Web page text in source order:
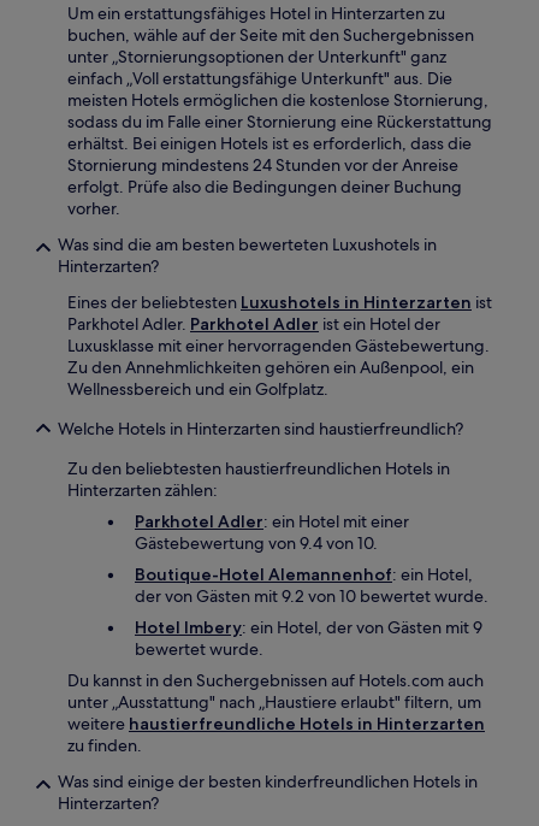
Um ein erstattungsfähiges Hotel in Hinterzarten zu
buchen, wähle auf der Seite mit den Suchergebnissen
unter „Stornierungsoptionen der Unterkunft" ganz
einfach „Voll erstattungsfähige Unterkunft" aus. Die
meisten Hotels ermöglichen die kostenlose Stornierung,
sodass du im Falle einer Stornierung eine Rückerstattung
erhältst. Bei einigen Hotels ist es erforderlich, dass die
Stornierung mindestens 24 Stunden vor der Anreise
erfolgt. Prüfe also die Bedingungen deiner Buchung
vorher.
Was sind die am besten bewerteten Luxushotels in
Hinterzarten?
Eines der beliebtesten Luxushotels in Hinterzarten ist
Parkhotel Adler. Parkhotel Adler ist ein Hotel der
Luxusklasse mit einer hervorragenden Gästebewertung.
Zu den Annehmlichkeiten gehören ein Außenpool, ein
Wellnessbereich und ein Golfplatz.
Welche Hotels in Hinterzarten sind haustierfreundlich?
Zu den beliebtesten haustierfreundlichen Hotels in
Hinterzarten zählen:
Parkhotel Adler: ein Hotel mit einer
Gästebewertung von 9.4 von 10.
Boutique-Hotel Alemannenhof: ein Hotel,
der von Gästen mit 9.2 von 10 bewertet wurde.
Hotel Imbery: ein Hotel, der von Gästen mit 9
bewertet wurde.
Du kannst in den Suchergebnissen auf Hotels.com auch
unter „Ausstattung" nach „Haustiere erlaubt" filtern, um
weitere haustierfreundliche Hotels in Hinterzarten
zu finden.
Was sind einige der besten kinderfreundlichen Hotels in
Hinterzarten?